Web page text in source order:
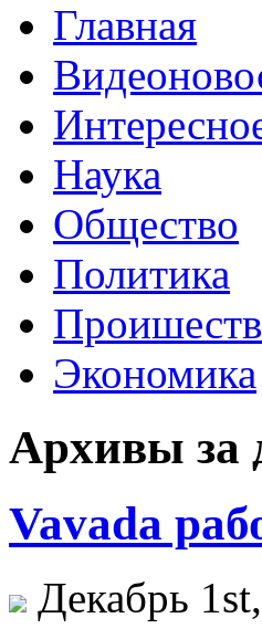
Главная
Наука
Общество
Политика
Экономика
Архивы за
Vavada
Декабрь